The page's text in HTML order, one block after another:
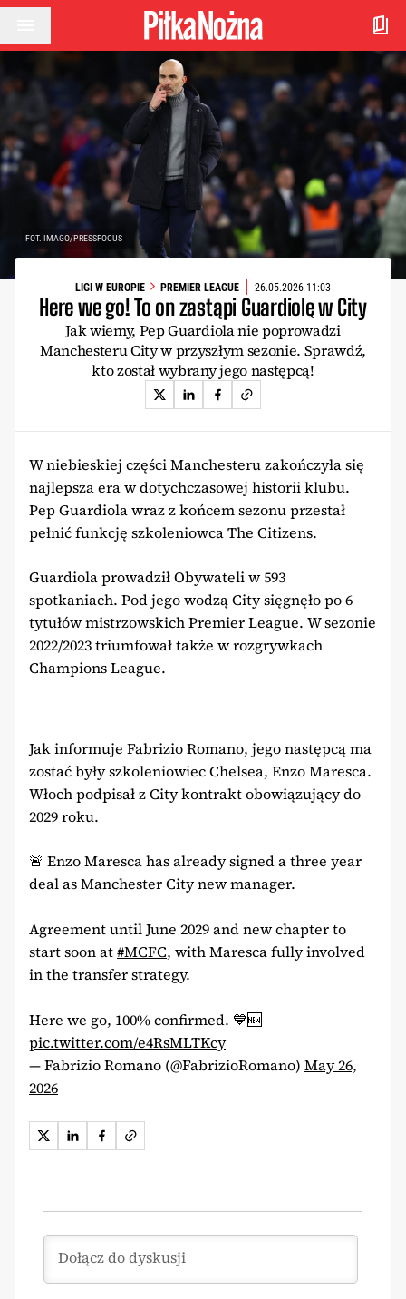
Przejdź do treści
FOT. IMAGO/PRESSFOCUS
LIGI W EUROPIE PREMIER LEAGUE 26.05.2026 11:03
Here we go! To on zastąpi Guardiolę w City
Jak wiemy, Pep Guardiola nie poprowadzi
Manchesteru City w przyszłym sezonie. Sprawdź,
kto został wybrany jego następcą!
W niebieskiej części Manchesteru zakończyła się
najlepsza era w dotychczasowej historii klubu.
Pep Guardiola wraz z końcem sezonu przestał
pełnić funkcję szkoleniowca The Citizens.
Guardiola prowadził Obywateli w 593
spotkaniach. Pod jego wodzą City sięgnęło po 6
tytułów mistrzowskich Premier League. W sezonie
2022/2023 triumfował także w rozgrywkach
Champions League.
Jak informuje Fabrizio Romano, jego następcą ma
zostać były szkoleniowiec Chelsea, Enzo Maresca.
Włoch podpisał z City kontrakt obowiązujący do
2029 roku.
🚨 Enzo Maresca has already signed a three year
deal as Manchester City new manager.
Agreement until June 2029 and new chapter to
start soon at#MCFC, with Maresca fully involved
in the transfer strategy.
Here we go, 100% confirmed. 💙🆕
pic.twitter.com/e4RsMLTKcy
— Fabrizio Romano (@FabrizioRomano) May 26,
2026